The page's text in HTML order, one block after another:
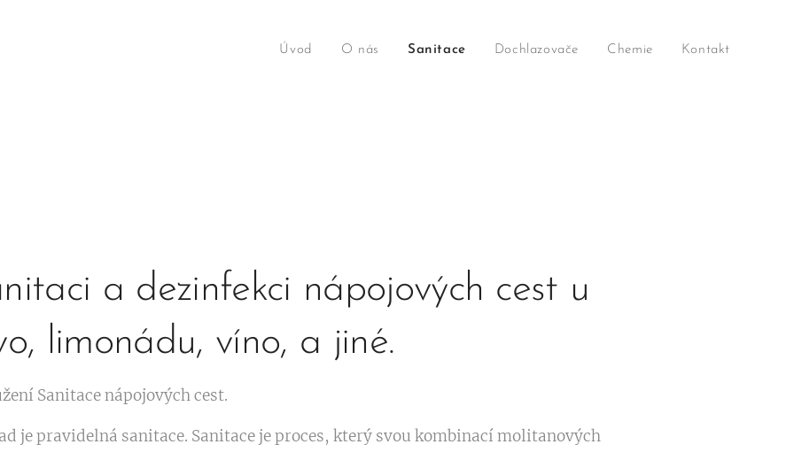
Úvod O nás Sanitace Dochlazovače Chemie Kontakt
a dezinfekci nápojových cest u
limonádu, víno, a jiné.
Sanitace nápojových cest.
je pravidelná sanitace. Sanitace je proces, který svou kombinací molitanových